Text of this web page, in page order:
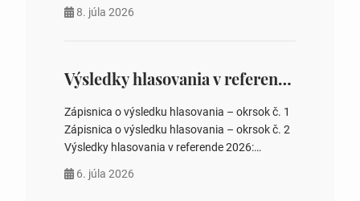
rokovania 2. Schválenie návrhovej komisie a
zastupiteľstiev, počtu poslancov obecných
zastupiteľstiev v nich 4. Schválenie odpredaja
obecného pozemku –…
8. júla 2026
Výsledky hlasovania v referende 2026
Zápisnica o výsledku hlasovania – okrsok č. 1
Zápisnica o výsledku hlasovania – okrsok č. 2
Výsledky hlasovania v referende 2026:
na hlasovaní https://www.volbysr.sk/…
6. júla 2026